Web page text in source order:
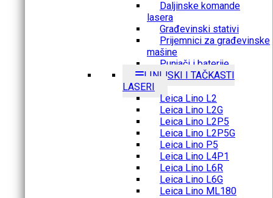
Daljinske komande
lasera
Građevinski stativi
Prijemnici za građevinske
mašine
Punjači i baterije
LINIJSKI I TAČKASTI
LASERI
Leica Lino L2
Leica Lino L2G
Leica Lino L2P5
Leica Lino L2P5G
Leica Lino P5
Leica Lino L4P1
Leica Lino L6R
Leica Lino L6G
Leica Lino ML180